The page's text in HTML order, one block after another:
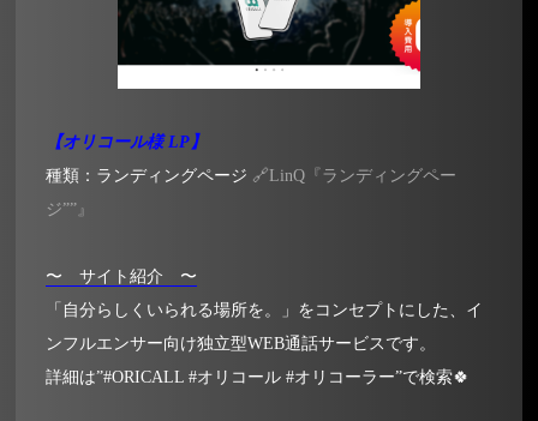
【オリコール様 LP】
種類：ランディングページ 🔗LinQ『ランディングペー
ジ””』
〜 サイト紹介 〜
「自分らしくいられる場所を。」をコンセプトにした、イ
ンフルエンサー向け独立型WEB通話サービスです。
詳細は”#ORICALL #オリコール #オリコーラー”で検索🍀